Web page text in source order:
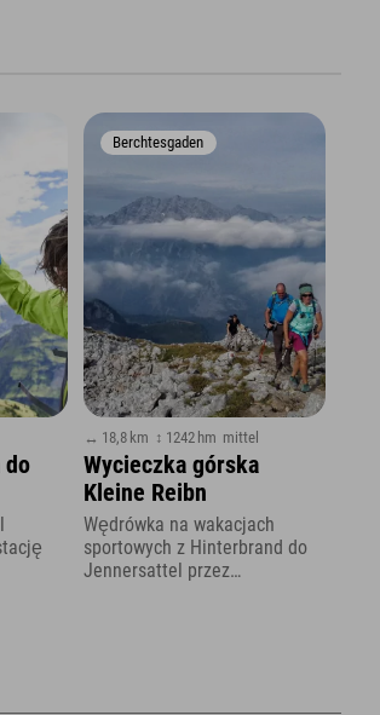
do
Berchtesgaden
↔ 18,8 km ↕ 1242 hm mittel
Wycieczka górska
Kleine Reibn
Wędrówka na wakacjach
sportowych z Hinterbrand do
Jennersattel przez